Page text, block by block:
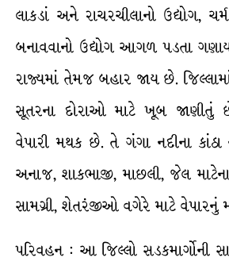
લાકડાં અને રાચરચીલાનો ઉદ્યોગ,
બનાવવાનો ઉદ્યોગ આગળ પડતા
રાજ્યમાં તેમજ બહાર જાય છે.
સૂતરના દોરાઓ માટે ખૂબ
વેપારી મથક છે. તે ગંગા નદીના કાંઠા
અનાજ, શાકભાજી, માછલી, જેલ
સામગ્રી, શેતરંજીઓ વગેરે માટે
પરિવહન : આ જિલ્લો સડકમાર્ગોની